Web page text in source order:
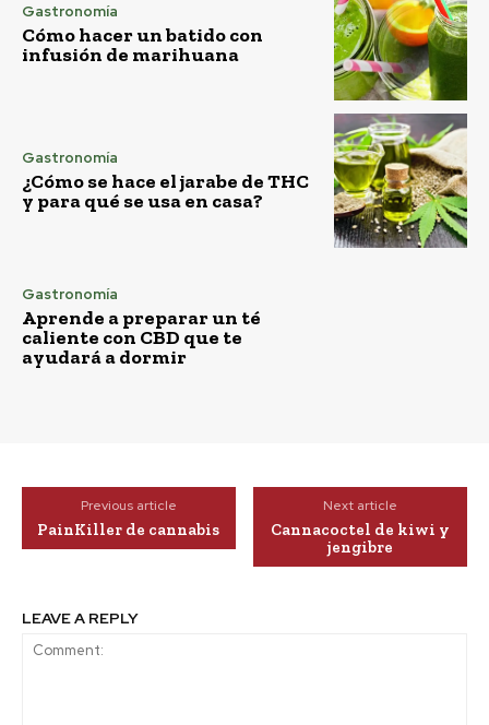
Gastronomía
Cómo hacer un batido con
infusión de marihuana
Gastronomía
¿Cómo se hace el jarabe de THC
y para qué se usa en casa?
Gastronomía
Aprende a preparar un té
caliente con CBD que te
ayudará a dormir
Previous article
PainKiller de cannabis
Next article
Cannacoctel de kiwi y
jengibre
LEAVE A REPLY